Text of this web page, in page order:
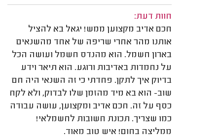
חוות דעת:
חכם אדיב מקצוען ממש! יגאל בא להציל
אותנו מהר אחרי שריפה של אחד מהשנאים
בארון חשמל. הוא מהנדס חשמל ועושה הכל
על נחמדות באדיבות ורוגע. הוא תיאר וידע
בדיוק איך לתקן. פחדתי כי זה השנאי היה חם
שוב- הוא בא מיד מהזמן שלו לבדוק, ולא לקח
כסף על זה. חכם אדיב ומקצוען, עושה עבודה
כמו שצריך. תכונת חשובות לחשמלאי!
ממליצה בחום! איש טוב מאוד.